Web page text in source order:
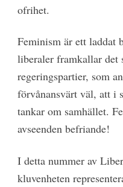
ofrihet.
Feminism är ett laddat
liberaler framkallar
regeringspartier, som
förvånansvärt väl, att i
tankar om samhället.
avseenden befriande!
I detta nummer av
kluvenheten